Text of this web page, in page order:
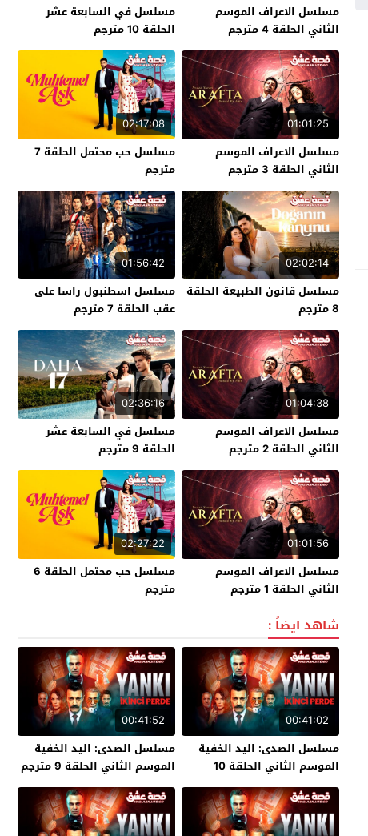
مسلسل الاعراف الموسم
الثاني الحلقة 4 مترجم
مسلسل في السابعة عشر
الحلقة 10 مترجم
01:01:25
مسلسل الاعراف الموسم
الثاني الحلقة 3 مترجم
02:17:08
مسلسل حب محتمل الحلقة 7
مترجم
02:02:14
مسلسل قانون الطبيعة الحلقة
8 مترجم
01:56:42
مسلسل اسطنبول راسا على
عقب الحلقة 7 مترجم
01:04:38
مسلسل الاعراف الموسم
الثاني الحلقة 2 مترجم
02:36:16
مسلسل في السابعة عشر
الحلقة 9 مترجم
01:01:56
مسلسل الاعراف الموسم
الثاني الحلقة 1 مترجم
02:27:22
مسلسل حب محتمل الحلقة 6
مترجم
شاهد ايضاً :
00:41:02
مسلسل الصدى: اليد الخفية
الموسم الثاني الحلقة 10
مترجم
00:41:52
مسلسل الصدى: اليد الخفية
الموسم الثاني الحلقة 9 مترجم